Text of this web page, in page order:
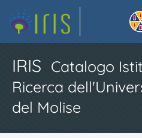
IRIS Catalogo
Ricerca
del Molise